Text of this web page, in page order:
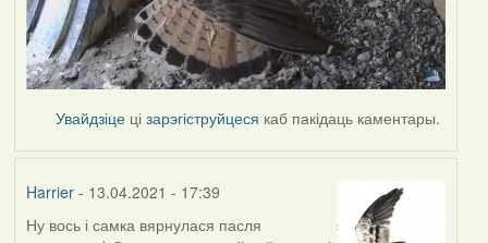
Увайдзіце цізарэгіструйцеся каб пакідаць каментары.
Harrier- 13.04.2021 - 17:39
Ну вось і самка вярнулася пасля